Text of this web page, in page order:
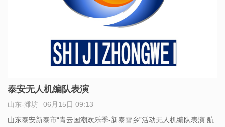
泰安无人机编队表演
山东-潍坊
06月15日 09:13
山东泰安新泰市“青云国潮欢乐季-新泰雪乡”活动无人机编队表演 航